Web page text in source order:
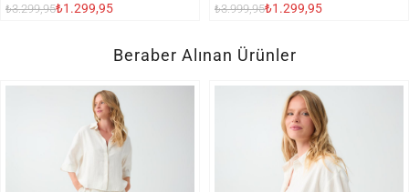
₺3.299,95₺1.299,95 ₺3.999,95₺1.299,95
Beraber Alınan Ürünler